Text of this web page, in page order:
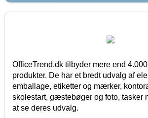
OfficeTrend.dk tilbyder mere end
produkter. De har et bredt udvalg af
emballage, etiketter og mærker,
skolestart, gæstebøger og foto, tasker
at se deres udvalg.